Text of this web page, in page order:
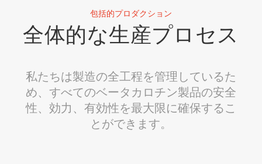
包括的プロダクション
全体的な生産プロセス
私たちは製造の全工程を管理しているた
め、すべてのベータカロチン製品の安全
性、効力、有効性を最大限に確保するこ
とができます。